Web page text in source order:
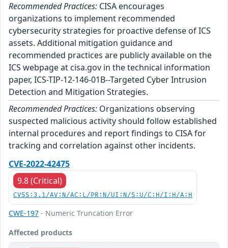
Recommended Practices: CISA encourages
organizations to implement recommended
cybersecurity strategies for proactive defense of ICS
assets. Additional mitigation guidance and
recommended practices are publicly available on the
ICS webpage at cisa.gov in the technical information
paper, ICS-TIP-12-146-01B--Targeted Cyber Intrusion
Detection and Mitigation Strategies.
Recommended Practices: Organizations observing
suspected malicious activity should follow established
internal procedures and report findings to CISA for
tracking and correlation against other incidents.
CVE-2022-42475
9.8 (Critical)
CVSS:3.1/AV:N/AC:L/PR:N/UI:N/S:U/C:H/I:H/A:H
CWE-197 - Numeric Truncation Error
Affected products